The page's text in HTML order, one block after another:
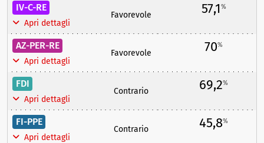
IV-C-RE
Apri dettagli
Favorevole 57,1%
AZ-PER-RE
Apri dettagli
Favorevole 70%
FDI
Apri dettagli
Contrario 69,2%
FI-PPE
Apri dettagli
Contrario 45,8%